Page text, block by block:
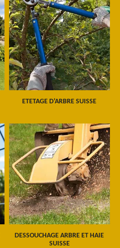
ETETAGE D'ARBRE SUISSE
DESSOUCHAGE ARBRE ET HAIE
SUISSE